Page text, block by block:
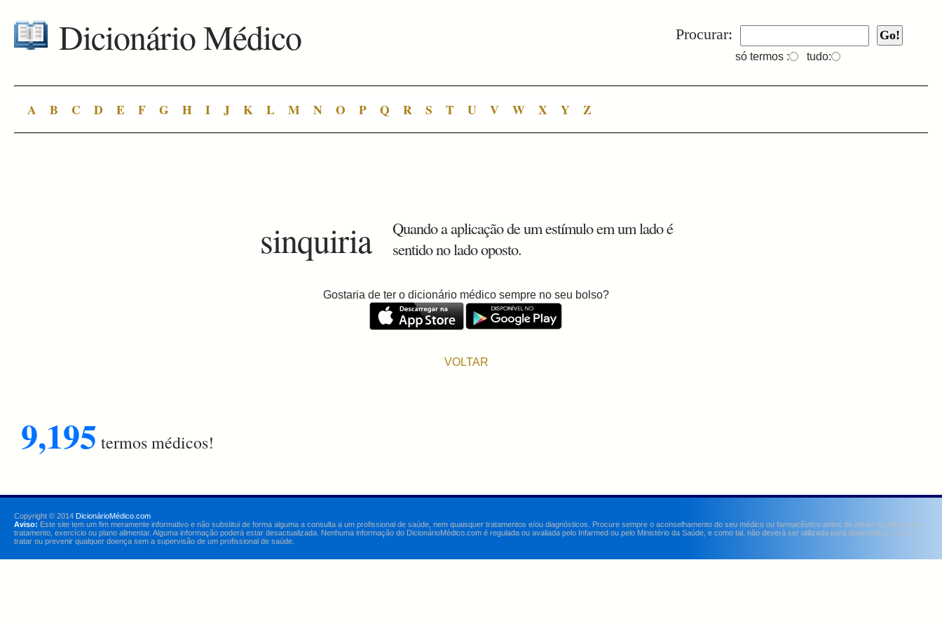
Procurar:
só termos : tudo:
Dicionário Médico
A B C D E F G H I J K L M N O P Q R S T U V W X Y Z
sinquiria
Quando a aplicação de um estímulo em um lado é
sentido no lado oposto.
Gostaria de ter o dicionário médico sempre no seu bolso?
VOLTAR
9,195 termos médicos!
Copyright © 2014 DicionárioMédico.com
Aviso: Este site tem um fim meramente informativo e não substitui de forma alguma a consulta a um profissional de saúde, nem quaisquer tratamentos e/ou diagnósticos. Procure sempre o aconselhamento do seu médico ou farmacêutico antes de iniciar ou alterar um
tratamento, exercício ou plano alimentar. Alguma informação poderá estar desactualizada. Nenhuma informação do DicionárioMédico.com é regulada ou avaliada pelo Infarmed ou pelo Ministério da Saúde, e como tal, não deverá ser utilizada para diagnosticar, curar,
tratar ou prevenir qualquer doença sem a supervisão de um profissional de saúde.